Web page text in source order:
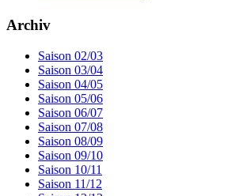
Archiv
Saison 02/03
Saison 03/04
Saison 04/05
Saison 05/06
Saison 06/07
Saison 07/08
Saison 08/09
Saison 09/10
Saison 10/11
Saison 11/12